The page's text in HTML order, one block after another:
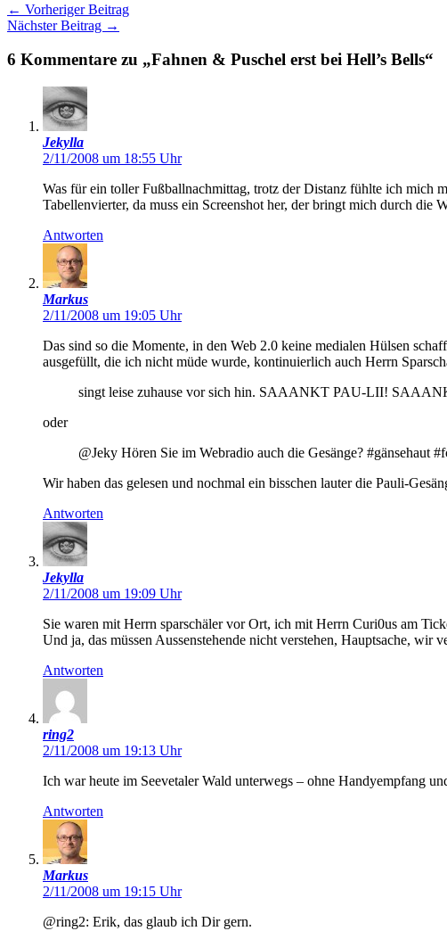
← Vorheriger Beitrag
Nächster Beitrag →
6 Kommentare zu „Fahnen & Puschel erst bei Hell’s Bells“
Jekylla
2/11/2008 um 18:55 Uhr
Was für ein toller Fußballnachmittag, trotz der Distanz fühlte ich mich
Tabellenvierter, da muss ein Screenshot her, der bringt mich durch die
Antworten
Markus
2/11/2008 um 19:05 Uhr
Das sind so die Momente, in den Web 2.0 keine medialen Hülsen
ausgefüllt, die ich nicht müde wurde, kontinuierlich auch Herrn
singt leise zuhause vor sich hin. SAAANKT PAU-LII!
oder
@Jeky Hören Sie im Webradio auch die Gesänge? #gänsehaut
Wir haben das gelesen und nochmal ein bisschen lauter die Pauli-
Antworten
Jekylla
2/11/2008 um 19:09 Uhr
Sie waren mit Herrn sparschäler vor Ort, ich mit Herrn Curi0us am
Und ja, das müssen Aussenstehende nicht verstehen, Hauptsache, wir
Antworten
ring2
2/11/2008 um 19:13 Uhr
Ich war heute im Seevetaler Wald unterwegs – ohne Handyempfang
Antworten
Markus
2/11/2008 um 19:15 Uhr
@ring2: Erik, das glaub ich Dir gern.